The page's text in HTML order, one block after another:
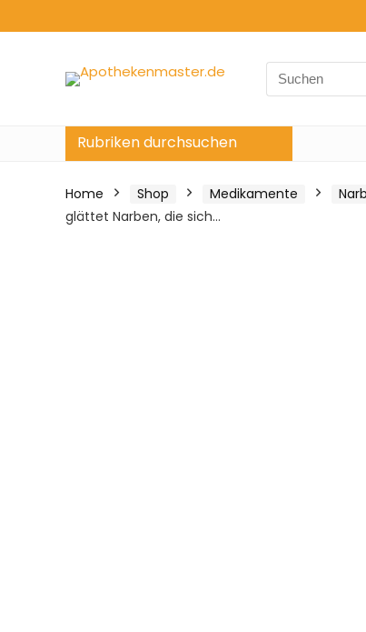
Search
for:
Rubriken durchsuchen
Home Shop Medikamente
glättet Narben, die sich…